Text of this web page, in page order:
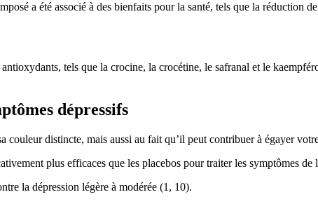
a été associé à des bienfaits pour la santé, tels que la réduction
tels que la crocine, la crocétine, le safranal et le
dépressifs
couleur distincte, mais aussi au fait qu’il peut contribuer à égayer
plus efficaces que les placebos pour traiter les symptômes
la dépression légère à modérée (1, 10).